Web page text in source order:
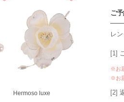
ご
レ
[1]
※お
※お
[2]
Hermoso luxe